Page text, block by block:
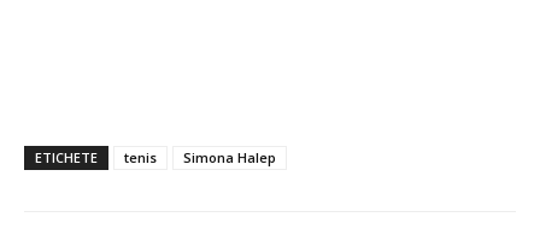
ETICHETE tenis Simona Halep